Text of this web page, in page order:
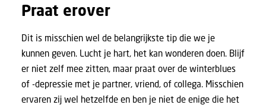
Praat erover
Dit is misschien wel de belangrijkste tip die we je
kunnen geven. Lucht je hart, het kan wonderen doen. Blijf
er niet zelf mee zitten, maar praat over de winterblues
of -depressie met je partner, vriend, of collega. Misschien
ervaren zij wel hetzelfde en ben je niet de enige die het